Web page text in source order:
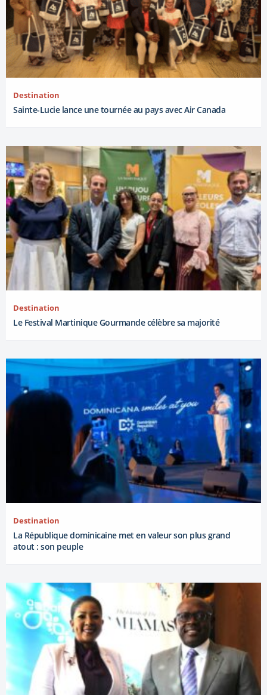
Destination
Sainte-Lucie lance une tournée au pays avec Air Canada
Destination
Le Festival Martinique Gourmande célèbre sa majorité
Destination
La République dominicaine met en valeur son plus grand
atout : son peuple